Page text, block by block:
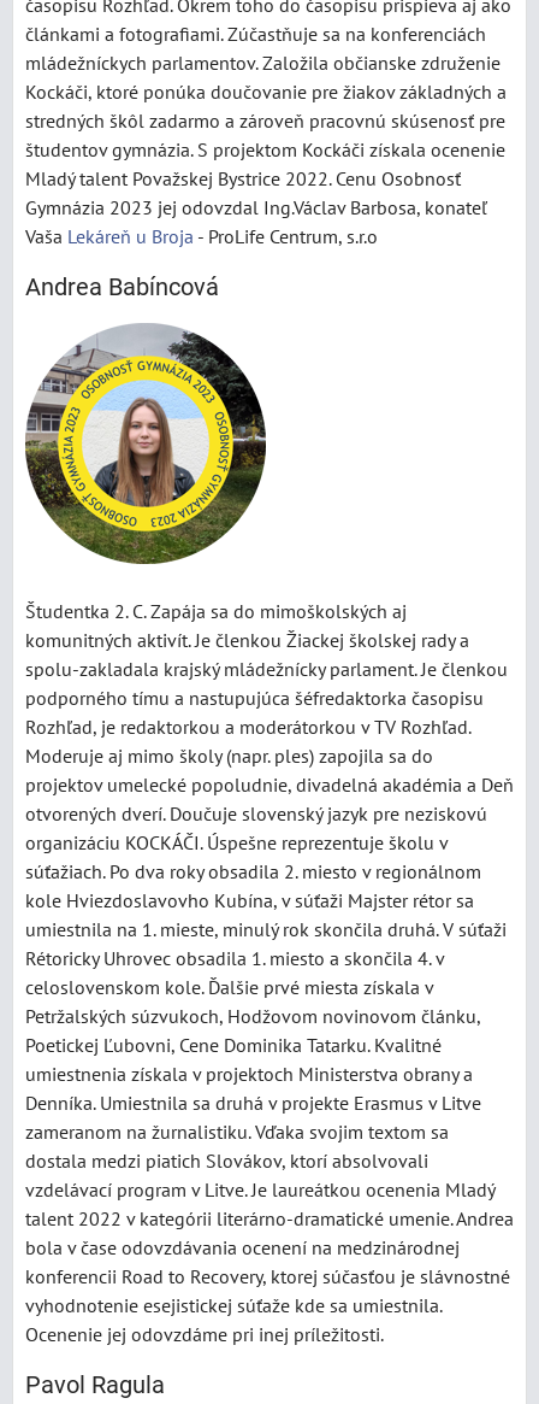
časopisu Rozhľad. Okrem toho do časopisu prispieva aj ako
článkami a fotografiami. Zúčastňuje sa na konferenciách
mládežníckych parlamentov. Založila občianske združenie
Kockáči, ktoré ponúka doučovanie pre žiakov základných a
stredných škôl zadarmo a zároveň pracovnú skúsenosť pre
študentov gymnázia. S projektom Kockáči získala ocenenie
Mladý talent Považskej Bystrice 2022. Cenu Osobnosť
Gymnázia 2023 jej odovzdal Ing.Václav Barbosa, konateľ
Vaša Lekáreň u Broja - ProLife Centrum, s.r.o
Andrea Babíncová
Študentka 2. C. Zapája sa do mimoškolských aj
komunitných aktivít. Je členkou Žiackej školskej rady a
spolu-zakladala krajský mládežnícky parlament. Je členkou
podporného tímu a nastupujúca šéfredaktorka časopisu
Rozhľad, je redaktorkou a moderátorkou v TV Rozhľad.
Moderuje aj mimo školy (napr. ples) zapojila sa do
projektov umelecké popoludnie, divadelná akadémia a Deň
otvorených dverí. Doučuje slovenský jazyk pre neziskovú
organizáciu KOCKÁČI. Úspešne reprezentuje školu v
súťažiach. Po dva roky obsadila 2. miesto v regionálnom
kole Hviezdoslavovho Kubína, v súťaži Majster rétor sa
umiestnila na 1. mieste, minulý rok skončila druhá. V súťaži
Rétoricky Uhrovec obsadila 1. miesto a skončila 4. v
celoslovenskom kole. Ďalšie prvé miesta získala v
Petržalských súzvukoch, Hodžovom novinovom článku,
Poetickej Ľubovni, Cene Dominika Tatarku. Kvalitné
umiestnenia získala v projektoch Ministerstva obrany a
Denníka. Umiestnila sa druhá v projekte Erasmus v Litve
zameranom na žurnalistiku. Vďaka svojim textom sa
dostala medzi piatich Slovákov, ktorí absolvovali
vzdelávací program v Litve. Je laureátkou ocenenia Mladý
talent 2022 v kategórii literárno-dramatické umenie. Andrea
bola v čase odovzdávania ocenení na medzinárodnej
konferencii Road to Recovery, ktorej súčasťou je slávnostné
vyhodnotenie esejistickej súťaže kde sa umiestnila.
Ocenenie jej odovzdáme pri inej príležitosti.
Pavol Ragula